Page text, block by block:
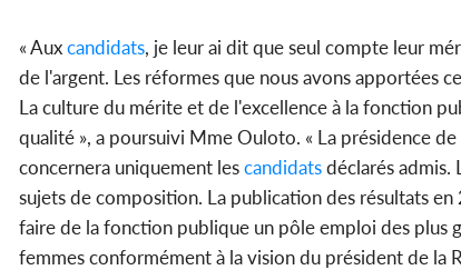
« Auxcandidats, je leur ai dit que seul compte leur
de l'argent. Les réformes que nous avons apportées
La culture du mérite et de l'excellence à la fonction
qualité », a poursuivi Mme Ouloto. « La présidence
concernera uniquement lescandidatsdéclarés admis.
sujets de composition. La publication des résultats
faire de la fonction publique un pôle emploi des plus
femmes conformément à la vision du président de la